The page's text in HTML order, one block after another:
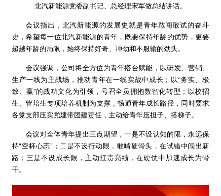
北汽新能源党委副书记、总经理宋军做总结讲话。
会议指出，北汽新能源的发展史就是青年敢闯敢试的奋斗
史，希望每一位北汽新能源的青年，既要保持年龄的优势，更要
超越年龄的局限，始终保持好奇、冲劲和不服输的劲头。
会议强调，公司将全方位为青年搭台赋能，以研发、营销、
生产一线为主战场，推动青年在一线实战中成长；以“务实、极
致、赢”的战功文化为引领，号召全员拥抱数智化转型；以校招
生、管培生专项培养机制为支撑，畅通青年成长路径，同时要求
各党支部压实党建带团建责任，主动给青年压担子、搭梯子。
会议对全体青年提出三点期望，一是不设认知的限，永远保
持“空杯心态”；二是不设行动限，敢啃硬骨头，在试错中闯出新
路；三是不设成长限，主动扛责亮绩，在硬仗中加速成长为骨
干。